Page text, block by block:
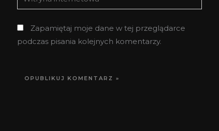
internetowa
Zapamiętaj moje dane w tej przeglądarce
podczas pisania kolejnych komentarzy.